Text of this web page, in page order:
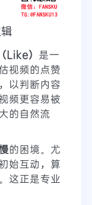
Like） 是一
视频的点赞
以判断内容
频更容易被
的自然流
的困境。尤
始互动，算
这正是专业